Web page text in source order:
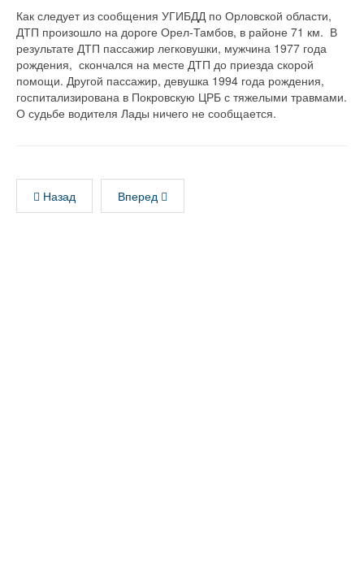
Как следует из сообщения УГИБДД по Орловской области,
ДТП произошло на дороге Орел-Тамбов, в районе 71 км. В
результате ДТП пассажир легковушки, мужчина 1977 года
рождения, скончался на месте ДТП до приезда скорой
помощи. Другой пассажир, девушка 1994 года рождения,
госпитализирована в Покровскую ЦРБ с тяжелыми травмами.
О судьбе водителя Лады ничего не сообщается.
Назад Вперед